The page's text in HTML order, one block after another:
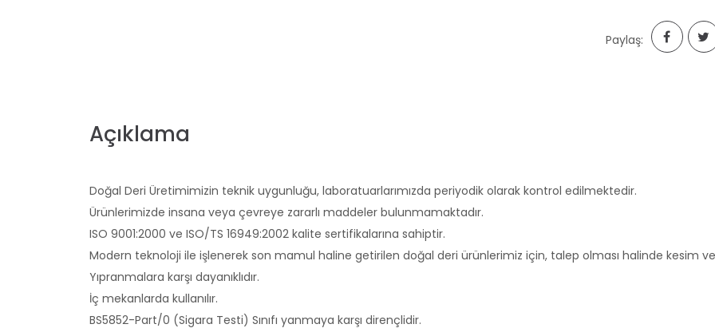
Paylaş:
Açıklama
Doğal Deri Üretimimizin teknik uygunluğu, laboratuarlarımızda periyodik olarak kontrol edilmektedir.
Ürünlerimizde insana veya çevreye zararlı maddeler bulunmamaktadır.
ISO 9001:2000 ve ISO/TS 16949:2002 kalite sertifikalarına sahiptir.
Modern teknoloji ile işlenerek son mamul haline getirilen doğal deri ürünlerimiz için, talep olması halinde kesim
Yıpranmalara karşı dayanıklıdır.
İç mekanlarda kullanılır.
BS5852-Part/0 (Sigara Testi) Sınıfı yanmaya karşı dirençlidir.